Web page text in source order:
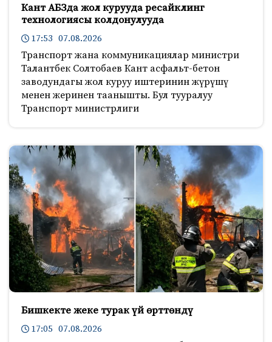
Кант АБЗда жол курууда ресайклинг
технологиясы колдонулууда
17:53 07.08.2026
Транспорт жана коммуникациялар министри
Талантбек Солтобаев Кант асфальт-бетон
заводундагы жол куруу иштеринин жүрүшү
менен жеринен таанышты. Бул тууралуу
Транспорт министрлиги
Бишкекте жеке турак үй өрттөндү
17:05 07.08.2026